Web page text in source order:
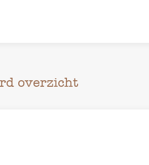
overzicht